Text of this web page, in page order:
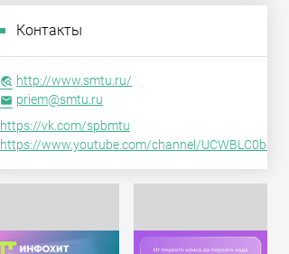
Контакты
travel_explore http://www.smtu.ru/
email priem@smtu.ru
https://vk.com/spbmtu
https://www.youtube.com/channel/